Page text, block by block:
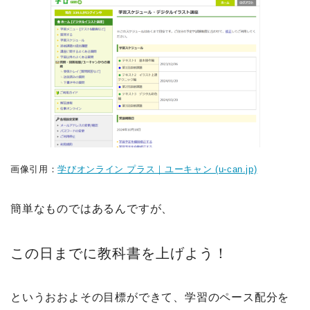
画像引用：学びオンライン プラス｜ユーキャン (u-can.jp)
簡単なものではあるんですが、
この日までに教科書を上げよう！
というおおよその目標ができて、学習のペース配分を